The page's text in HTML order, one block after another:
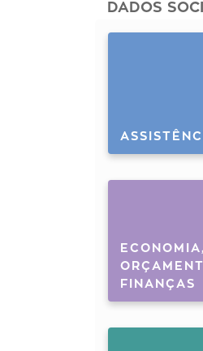
DADOS
ECONOMIA,
FINANÇAS